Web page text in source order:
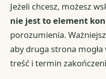
Jeżeli chcesz, możesz
nie jest to element
porozumienia.
aby druga strona
treść i termin